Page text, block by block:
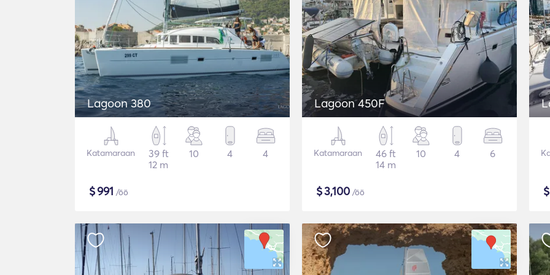
Lagoon 380
Katamaraan
39 ft
12 m
10 4 4
$991 /öö
Lagoon 450F
Katamaraan
46 ft
14 m
10 4 6
$3,100 /öö